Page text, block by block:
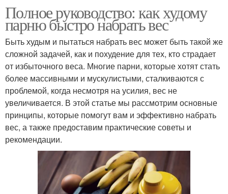
Полное руководство: как худому
парню быстро набрать вес
Быть худым и пытаться набрать вес может быть такой же
сложной задачей, как и похудение для тех, кто страдает
от избыточного веса. Многие парни, которые хотят стать
более массивными и мускулистыми, сталкиваются с
проблемой, когда несмотря на усилия, вес не
увеличивается. В этой статье мы рассмотрим основные
принципы, которые помогут вам и эффективно набрать
вес, а также предоставим практические советы и
рекомендации.